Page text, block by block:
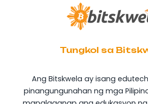
Tungkol sa
Ang Bitskwela ay isang
pinangungunahan ng mga